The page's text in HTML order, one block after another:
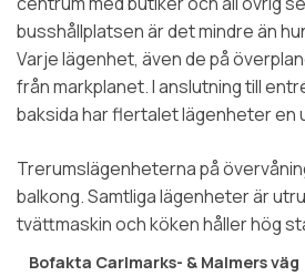
busshållplatsen är det mindre än
Varje lägenhet, även de på
från markplanet. I anslutning till
baksida har flertalet lägenheter en
Trerumslägenheterna på
balkong. Samtliga lägenheter är
tvättmaskin och köken håller hög
Bofakta Carlmarks- & Malmers väg